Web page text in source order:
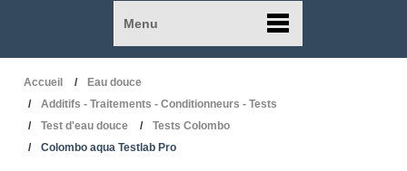
Menu
Accueil
Eau douce
Additifs - Traitements - Conditionneurs - Tests
Test d'eau douce
Tests Colombo
Colombo aqua Testlab Pro